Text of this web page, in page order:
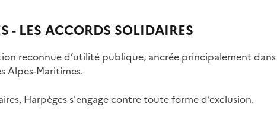
- LES ACCORDS SOLIDAIRES
reconnue d’utilité publique, ancrée principalement dans
Alpes-Maritimes.
Harpèges s'engage contre toute forme d’exclusion.